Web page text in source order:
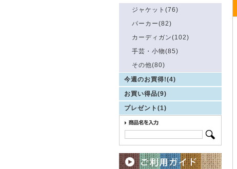
ジャケット(76)
パーカー(82)
カーディガン(102)
手芸・小物(85)
その他(80)
今週のお買得!(4)
お買い得品(9)
プレゼント(1)